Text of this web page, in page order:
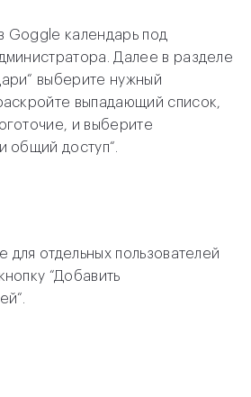
Goggle календарь под
Далее в разделе
выберите нужный
выпадающий список,
и выберите
общий доступ“.
для отдельных пользователей
“Добавить